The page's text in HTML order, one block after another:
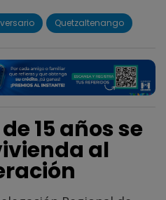
Quetzaltenango
15 años se
al